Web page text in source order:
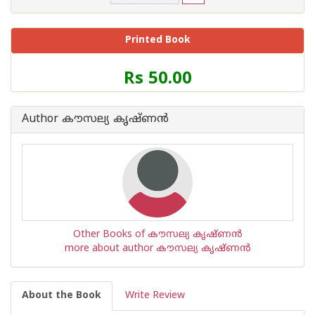
Printed Book
Price
of
Book
is
Rs 50.00
Author കൗസല്യ കൃഷ്ണന്‍
Other Books of കൗസല്യ കൃഷ്ണന്‍
more about author കൗസല്യ കൃഷ്ണന്‍
About the Book Write Review